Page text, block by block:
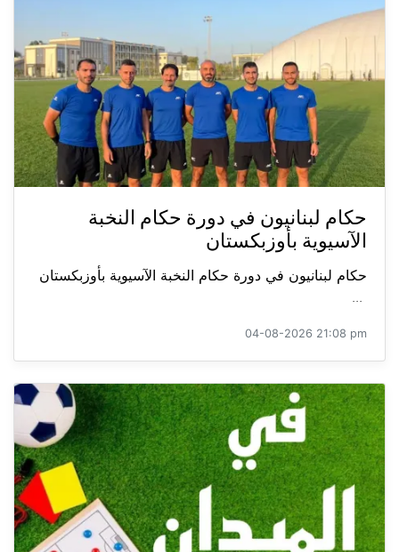
حكام لبنانيون في دورة حكام النخبة
الآسيوية بأوزبكستان
حكام لبنانيون في دورة حكام النخبة الآسيوية بأوزبكستان
...
04-08-2026 21:08 pm